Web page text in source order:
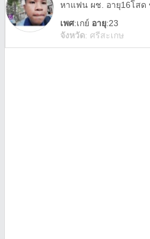
เพศ:เกย์ อายุ:23
จังหวัด: ศรีสะเกษ